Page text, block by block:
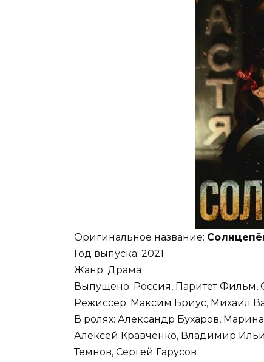
Оригинальное название:
Год выпуска: 2021
Жанр: Драма
Выпущено: Россия, Паритет
Режиссер: Максим Бриус, Михаил
В ролях: Александр Бухаров,
Алексей Кравченко, Владимир
Темнов, Сергей Гарусов